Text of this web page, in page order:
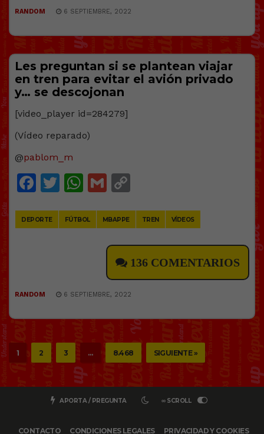
RANDOM 6 SEPTIEMBRE, 2022
Les preguntan si se plantean viajar
en tren para evitar el avión privado
y… se descojonan
[video_player id=284279]
(Vídeo reparado)
@pablom_m
Facebook
Twitter
WhatsApp
Gmail
DEPORTE FÚTBOL MBAPPE TREN VÍDEOS
136 COMENTARIOS
RANDOM 6 SEPTIEMBRE, 2022
1 2 3 … 8.468 SIGUIENTE »
APORTA / PREGUNTA ∞ SCROLL
CONTACTO CONDICIONES LEGALES PRIVACIDAD Y COOKIES